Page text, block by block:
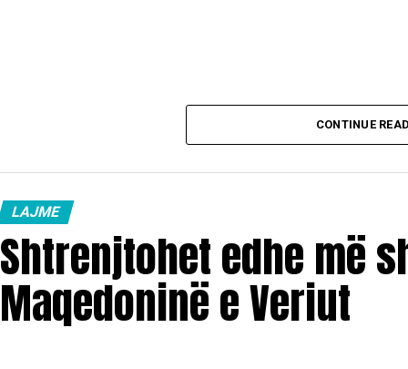
CONTINUE
LAJME
Shtrenjtohet edhe më
Maqedoninë e Veriut